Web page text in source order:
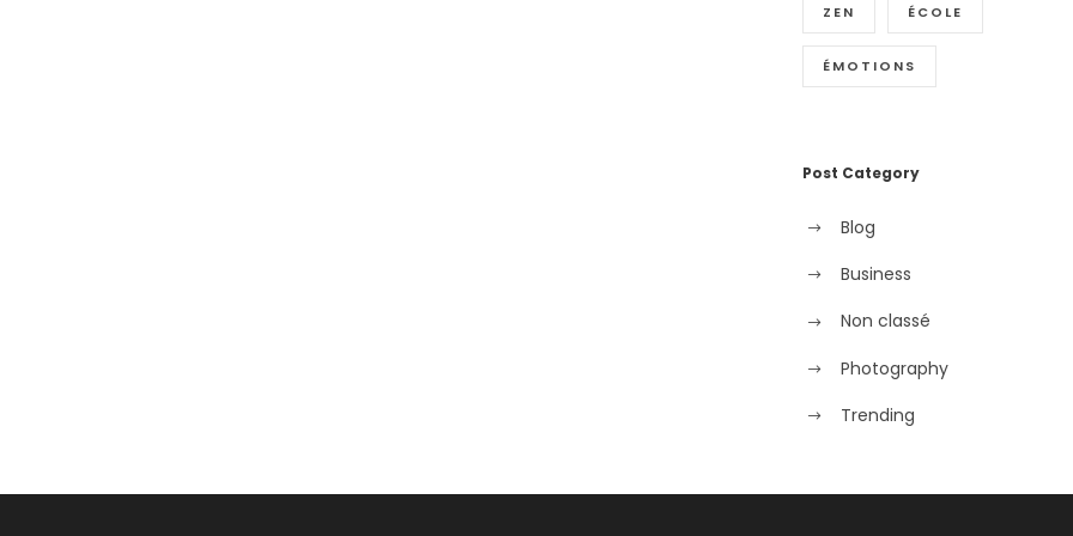
ZEN ÉCOLE
ÉMOTIONS
Post Category
Blog
Business
Non classé
Photography
Trending